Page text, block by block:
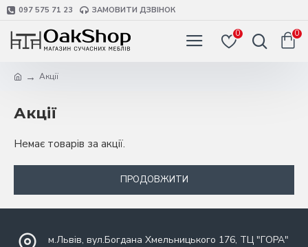
097 575 71 23 ЗАМОВИТИ ДЗВІНОК
0 0
Акції
Акції
Немає товарів за акції.
ПРОДОВЖИТИ
м.Львів, вул.Богдана Хмельницького 176, ТЦ "ГОРА"